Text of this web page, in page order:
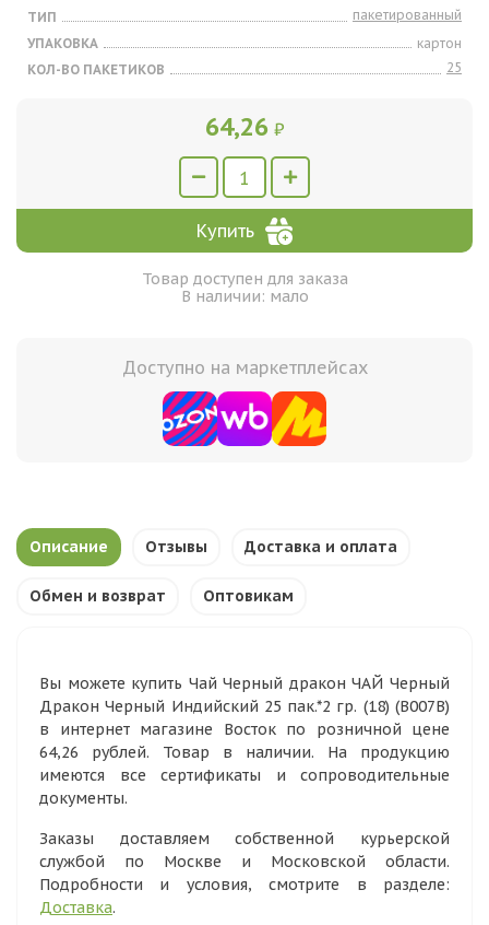
ТИП
пакетированный
УПАКОВКА
картон
КОЛ-ВО ПАКЕТИКОВ
25
64,26 ₽
Купить
Товар доступен для заказа
В наличии: мало
Доступно на маркетплейсах
Описание Отзывы Доставка и оплата
Обмен и возврат Оптовикам
Вы можете купить Чай Черный дракон ЧАЙ Черный
Дракон Черный Индийский 25 пак.*2 гр. (18) (B007В)
в интернет магазине Восток по розничной цене
64,26 рублей. Товар в наличии. На продукцию
имеются все сертификаты и сопроводительные
документы.
Заказы доставляем собственной курьерской
службой по Москве и Московской области.
Подробности и условия, смотрите в разделе:
Доставка.